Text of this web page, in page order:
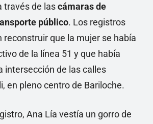
través de lascámaras de
público. Los registros
reconstruir que la mujer se había
de la línea 51 y que había
intersección de las calles
en pleno centro de Bariloche.
Ana Lía vestía un gorro de